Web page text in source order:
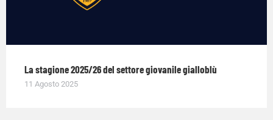
La stagione 2025/26 del settore giovanile gialloblù
11 Agosto 2025